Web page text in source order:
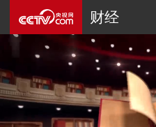
财经